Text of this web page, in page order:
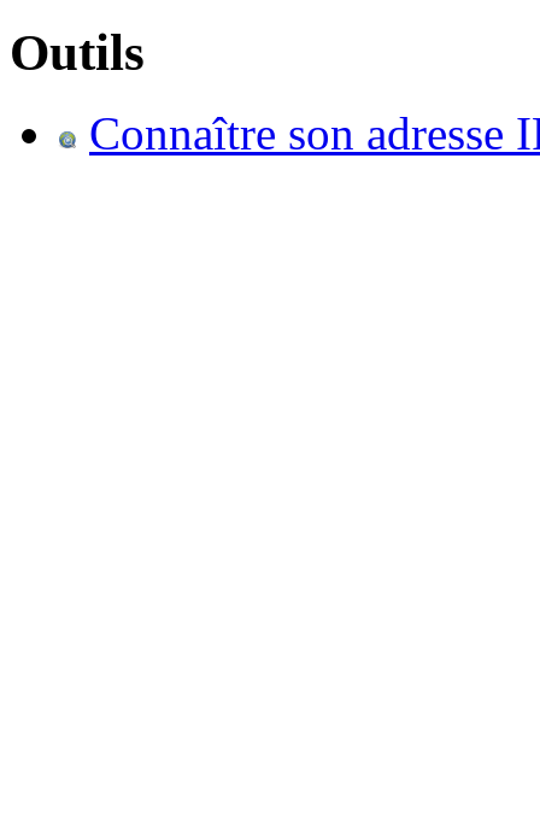
Outils
Connaître son adresse